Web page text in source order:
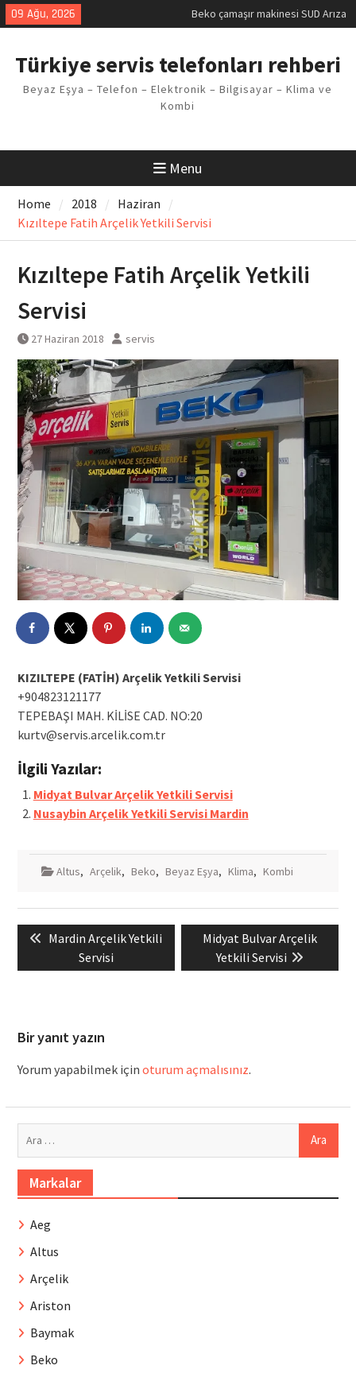
Skip
to
09 Ağu, 2026
Beko çamaşır makinesi SUD Arıza
Kodu
Kodu
Arızası Çözümü
E02 Arıza Kodu Regal kombi
Viessmann kombi F3 Hatası
Çözüm Yöntemleri
Türkiye servis telefonları rehberi
Beyaz Eşya – Telefon – Elektronik – Bilgisayar – Klima ve
Kombi
Menu
Home 2018
Haziran
Kızıltepe Fatih Arçelik Yetkili Servisi
Kızıltepe Fatih Arçelik Yetkili
Servisi
27 Haziran 2018 servis
KIZILTEPE (FATİH) Arçelik Yetkili Servisi
+904823121177
TEPEBAŞI MAH. KİLİSE CAD. NO:20
kurtv@servis.arcelik.com.tr
İlgili Yazılar:
Midyat Bulvar Arçelik Yetkili Servisi
Nusaybin Arçelik Yetkili Servisi Mardin
Altus, Arçelik, Beko, Beyaz Eşya, Klima, Kombi
gezinmesi
Previous
Mardin Arçelik Yetkili
Servisi
Next
post:
Midyat Bulvar Arçelik
Yetkili Servisi
Bir yanıt yazın
Yorum yapabilmek için oturum açmalısınız.
Markalar
Aeg
Altus
Arçelik
Ariston
Baymak
Beko